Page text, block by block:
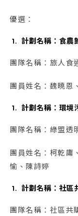
優選：
計劃名稱：食
團隊名稱：旅人食
團員姓名：魏曉恩
計劃名稱：環境
團隊名稱：綠盟透
團員姓名：柯乾庸
愉、陳詩婷
計劃名稱：社區
團隊名稱：社區共